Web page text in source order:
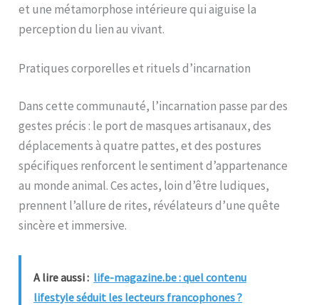
et une métamorphose intérieure qui aiguise la
perception du lien au vivant.
Pratiques corporelles et rituels d’incarnation
Dans cette communauté, l’incarnation passe par des
gestes précis : le port de masques artisanaux, des
déplacements à quatre pattes, et des postures
spécifiques renforcent le sentiment d’appartenance
au monde animal. Ces actes, loin d’être ludiques,
prennent l’allure de rites, révélateurs d’une quête
sincère et immersive.
A lire aussi : life-magazine.be : quel contenu
lifestyle séduit les lecteurs francophones ?